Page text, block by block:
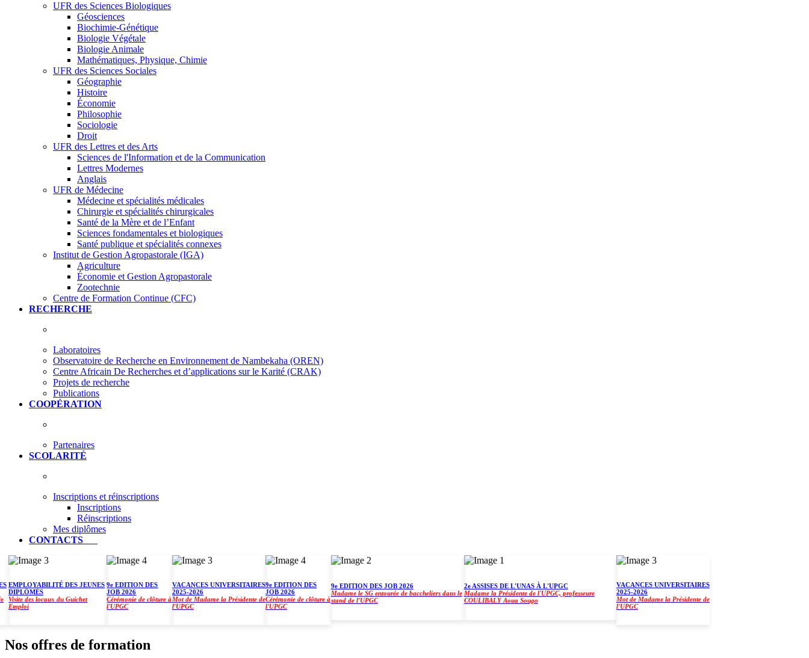
UFR des Sciences Biologiques
Géosciences
Biochimie-Génétique
Biologie Végétale
Biologie Animale
Mathématiques, Physique, Chimie
UFR des Sciences Sociales
Géographie
Histoire
Économie
Philosophie
Sociologie
Droit
UFR des Lettres et des Arts
Sciences de l'Information et de la Communication
Lettres Modernes
Anglais
UFR de Médecine
Médecine et spécialités médicales
Chirurgie et spécialités chirurgicales
Santé de la Mère et de l’Enfant
Sciences fondamentales et biologiques
Santé publique et spécialités connexes
Institut de Gestion Agropastorale (IGA)
Agriculture
Économie et Gestion Agropastorale
Zootechnie
Centre de Formation Continue (CFC)
RECHERCHE
Laboratoires
Observatoire de Recherche en Environnement de Nambekaha (OREN)
Centre Africain De Recherches et d’applications sur le Karité (CRAK)
Projets de recherche
Publications
COOPÉRATION
Partenaires
SCOLARITÉ
Inscriptions et réinscriptions
Inscriptions
Réinscriptions
Mes diplômes
CONTACTS
DES JEUNES
des locaux du Guichet
9e EDITION DES
JOB 2026
Cérémonie de clôture à
l'UPGC
VACANCES UNIVERSITAIRES
2025-2026
Mot de Madame la Présidente de
l'UPGC
9e EDITION DES
JOB 2026
Cérémonie de clôture à
l'UPGC
9e EDITION DES JOB 2026
Madame le SG entourée de baccheliers dans le
stand de l'UPGC
2e ASSISES DE L'UNAS À L'UPGC
Madame la Présidente de l'UPGC, professeure
COULIBALY Aoua Sougo
VACANCES UNIVERSITAIRES
2025-2026
Mot de Madame la Présidente de
l'UPGC
Nos offres de formation